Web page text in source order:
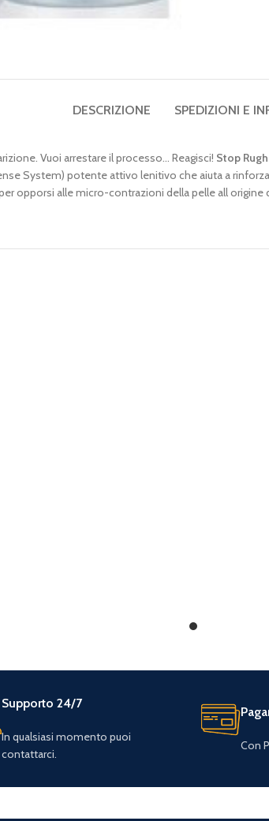
DESCRIZIONE SPEDIZIONI E
Vuoi arrestare il processo… Reagisci! Stop
System) potente attivo lenitivo che aiuta a
opporsi alle micro-contrazioni della pelle all origine
Supporto 24/7
In qualsiasi momento puoi
contattarci.
Con